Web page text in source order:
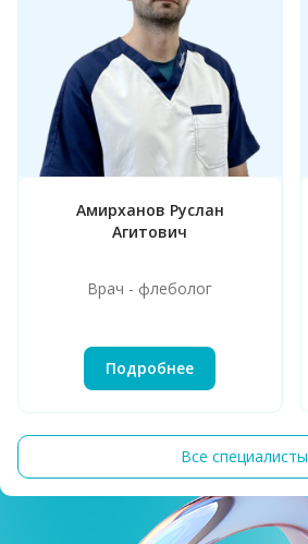
Амирханов Руслан
Агитович
Врач - флеболог
Подробнее
Все специалисты